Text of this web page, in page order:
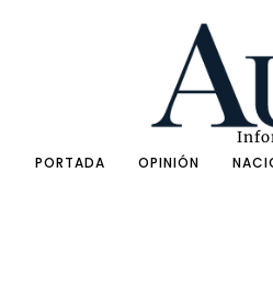
PORTADA
OPINIÓN